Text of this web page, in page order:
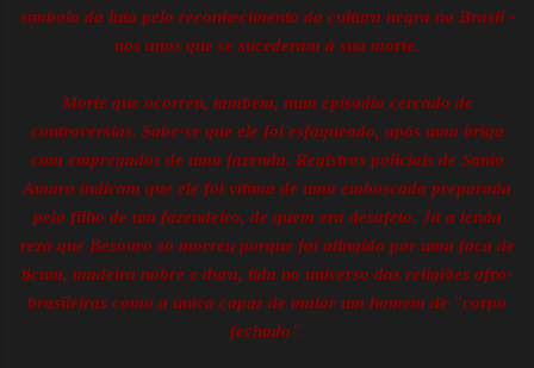
símbolo da luta pelo reconhecimento da cultura negra no Brasil -
nos anos que se sucederam à sua morte.
Morte que ocorreu, também, num episódio cercado de
controvérsias. Sabe-se que ele foi esfaqueado, após uma briga
com empregados de uma fazenda. Registros policiais de Santo
Amaro indicam que ele foi vítima de uma emboscada preparada
pelo filho de um fazendeiro, de quem era desafeto. Já a lenda
reza que Besouro só morreu porque foi atingido por uma faca de
ticum, madeira nobre e dura, tida no universo das religiões afro-
brasileiras como a única capaz de matar um homem de "corpo
fechado".